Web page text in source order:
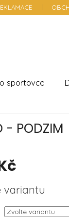
sportovce
PODZIM
variantu